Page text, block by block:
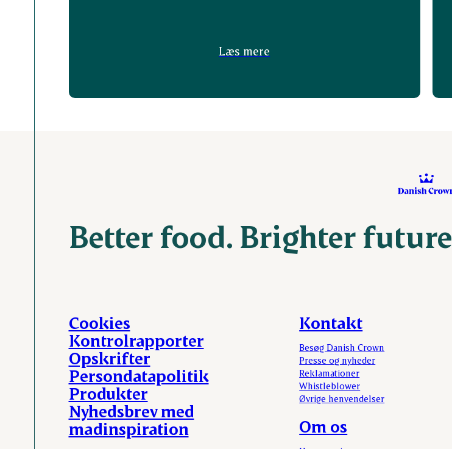
Læs mere
Better food. Brighter future
Kontakt
Besøg Danish Crown
Presse og nyheder
Reklamationer
Whistleblower
Øvrige henvendelser
Om os
Cookies
Kontrolrapporter
Opskrifter
Persondatapolitik
Produkter
Nyhedsbrev med
madinspiration